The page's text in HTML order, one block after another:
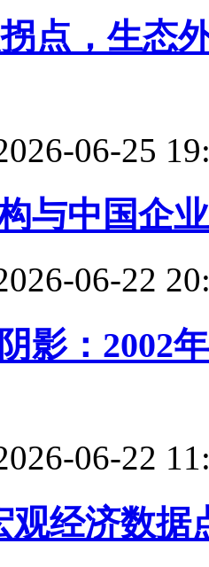
点，生态
06-25
与中国企
06-22
影：2002
06-22
观经济数据